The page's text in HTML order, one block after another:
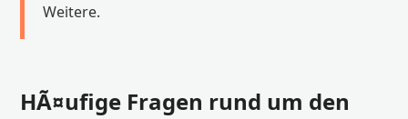
Weitere.
HÃ¤ufige Fragen rund um den